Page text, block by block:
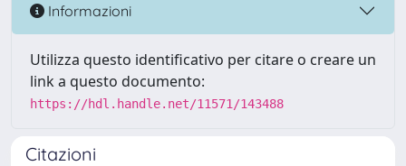
Informazioni
Utilizza questo identificativo per citare o creare un
link a questo documento:
https://hdl.handle.net/11571/143488
Citazioni